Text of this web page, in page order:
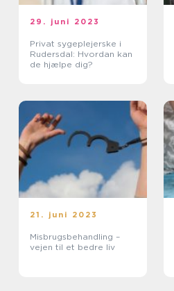
29. juni 2023
Privat sygeplejerske i
Rudersdal: Hvordan kan
de hjælpe dig?
21. juni 2023
Misbrugsbehandling –
vejen til et bedre liv